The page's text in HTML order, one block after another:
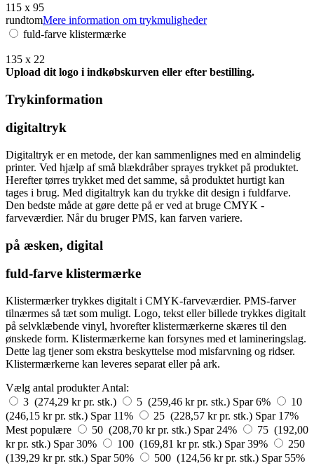
115 x 95
rundtomMere information om trykmuligheder
fuld-farve klistermærke
135 x 22
Upload dit logo i indkøbskurven eller efter bestilling.
Trykinformation
digitaltryk
Digitaltryk er en metode, der kan sammenlignes med en almindelig
printer. Ved hjælp af små blækdråber sprayes trykket på produktet.
Herefter tørres trykket med det samme, så produktet hurtigt kan
tages i brug. Med digitaltryk kan du trykke dit design i fuldfarve.
Den bedste måde at gøre dette på er ved at bruge CMYK -
farveværdier. Når du bruger PMS, kan farven variere.
på æsken, digital
fuld-farve klistermærke
Klistermærker trykkes digitalt i CMYK-farveværdier. PMS-farver
tilnærmes så tæt som muligt. Logo, tekst eller billede trykkes digitalt
på selvklæbende vinyl, hvorefter klistermærkerne skæres til den
ønskede form. Klistermærkerne kan forsynes med et lamineringslag.
Dette lag tjener som ekstra beskyttelse mod misfarvning og ridser.
Klistermærkerne kan leveres separat eller på ark.
Vælg antal produkter Antal:
3 (274,29 kr pr. stk.)
5 (259,46 kr pr. stk.) Spar 6%
10
(246,15 kr pr. stk.) Spar 11% 25 (228,57 kr pr. stk.) Spar 17%
Mest populære
50 (208,70 kr pr. stk.) Spar 24%
75 (192,00
kr pr. stk.) Spar 30% 100 (169,81 kr pr. stk.) Spar 39%
250
(139,29 kr pr. stk.) Spar 50% 500 (124,56 kr pr. stk.) Spar 55%